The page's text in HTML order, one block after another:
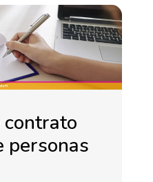
contrato
personas